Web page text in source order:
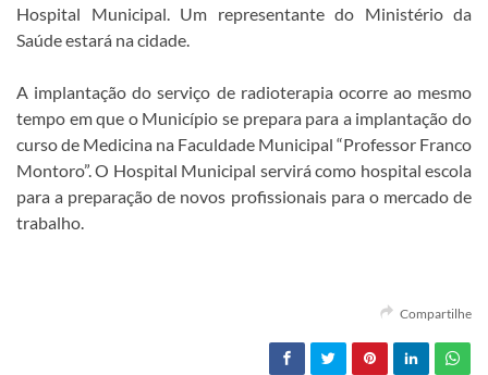
Hospital Municipal. Um representante do Ministério da
Saúde estará na cidade.
A implantação do serviço de radioterapia ocorre ao mesmo
tempo em que o Município se prepara para a implantação do
curso de Medicina na Faculdade Municipal “Professor Franco
Montoro”. O Hospital Municipal servirá como hospital escola
para a preparação de novos profissionais para o mercado de
trabalho.
Compartilhe